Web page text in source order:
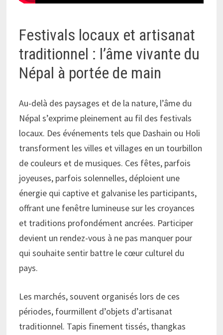
Festivals locaux et artisanat
traditionnel : l’âme vivante du
Népal à portée de main
Au-delà des paysages et de la nature, l’âme du
Népal s’exprime pleinement au fil des festivals
locaux. Des événements tels que Dashain ou Holi
transforment les villes et villages en un tourbillon
de couleurs et de musiques. Ces fêtes, parfois
joyeuses, parfois solennelles, déploient une
énergie qui captive et galvanise les participants,
offrant une fenêtre lumineuse sur les croyances
et traditions profondément ancrées. Participer
devient un rendez-vous à ne pas manquer pour
qui souhaite sentir battre le cœur culturel du
pays.
Les marchés, souvent organisés lors de ces
périodes, fourmillent d’objets d’artisanat
traditionnel. Tapis finement tissés, thangkas